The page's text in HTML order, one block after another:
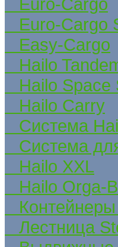
Euro-Cargo
Easy-Cargo
Hailo
Hailo Space
Hailo Carry
Система
Система
Hailo XXL
Hailo Orga-
Лестница